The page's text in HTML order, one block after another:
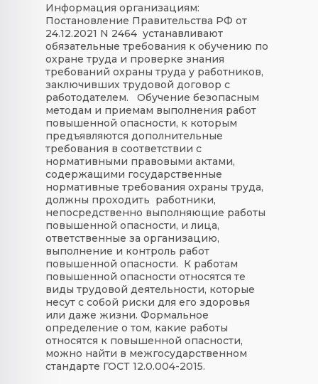
Информация организациям:
Постановление Правительства РФ от
24.12.2021 N 2464 устанавливают
обязательные требования к обучению по
охране труда и проверке знания
требований охраны труда у работников,
заключивших трудовой договор с
работодателем.
Обучение безопасным
методам и приемам выполнения работ
повышенной опасности, к которым
предъявляются дополнительные
требования в соответствии с
нормативными правовыми актами,
содержащими государственные
нормативные требования охраны труда,
должны проходить работники,
непосредственно выполняющие работы
повышенной опасности, и лица,
ответственные за организацию,
выполнение и контроль работ
повышенной опасности. К работам
повышенной опасности относятся те
виды трудовой деятельности, которые
несут с собой риски для его здоровья
или даже жизни. Формальное
определение о том, какие работы
относятся к повышенной опасности,
можно найти в межгосударственном
стандарте ГОСТ 12.0.004-2015.